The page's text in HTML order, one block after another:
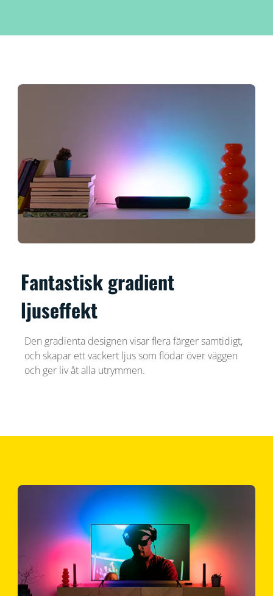
Fantastisk gradient
ljuseffekt
Den gradienta designen visar flera färger samtidigt,
och skapar ett vackert ljus som flödar över väggen
och ger liv åt alla utrymmen.